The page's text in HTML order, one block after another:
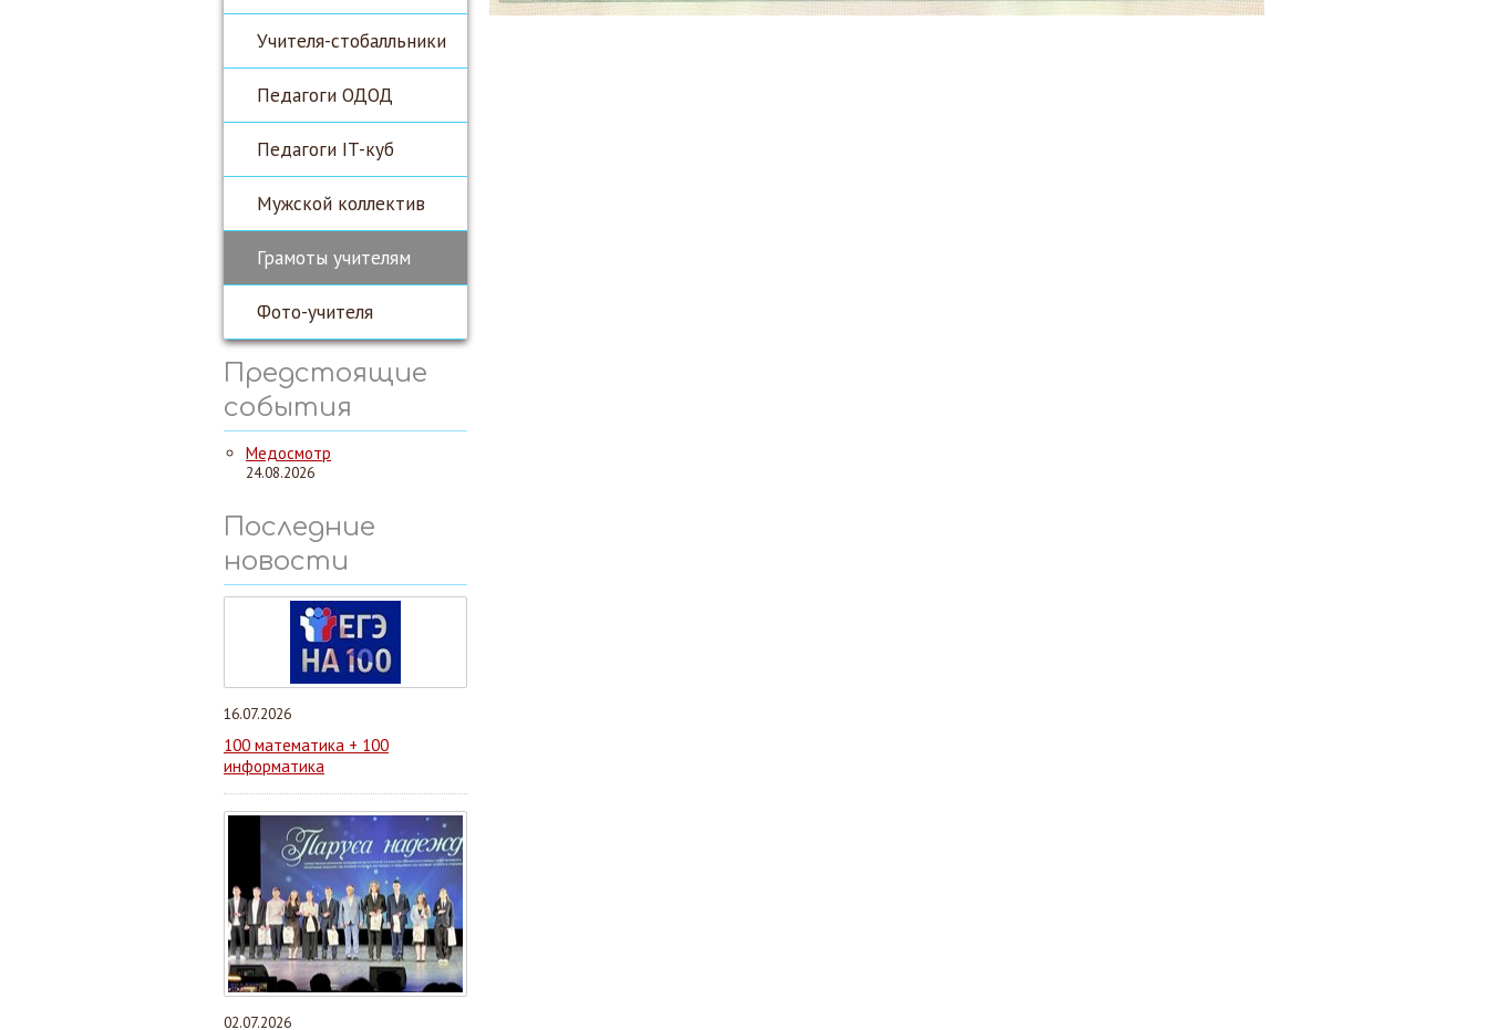
Учителя-стобалльники
Педагоги ОДОД
Педагоги IT-куб
Мужской коллектив
Грамоты учителям
Фото-учителя
Предстоящие
события
Медосмотр
24.08.2026
Последние
новости
16.07.2026
100 математика + 100
информатика
02.07.2026